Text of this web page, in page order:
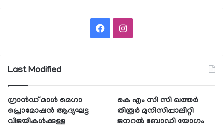
FacebookInstagram
Last Modified
ഗ്രാന്‍ഡ് മാള്‍ മെഗാ
പ്രൊമോഷന്‍ ആദ്യഘട്ട
വിജയികള്‍ക്കുള്ള
കെ എം സി സി ഖത്തര്‍
തിരൂര്‍ മുനിസിപ്പാലിറ്റി
ജനറല്‍ ബോഡി യോഗം